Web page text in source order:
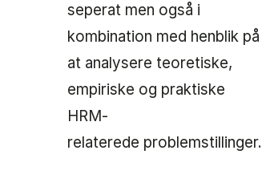
seperat men også i
kombination med henblik på
at analysere teoretiske,
empiriske og praktiske
HRM-
relaterede problemstillinger.